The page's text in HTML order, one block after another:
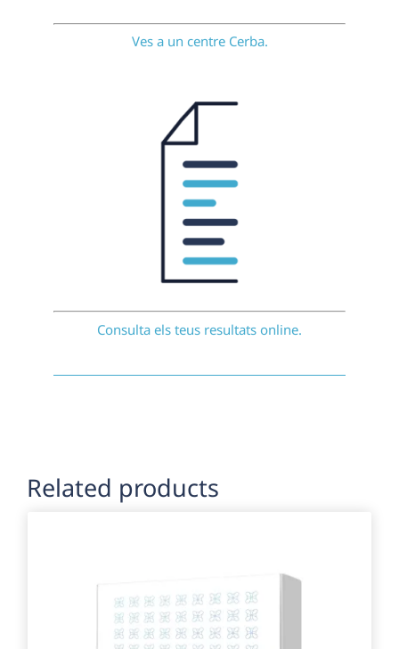
Ves a un centre Cerba.
Consulta els teus resultats online.
Related products